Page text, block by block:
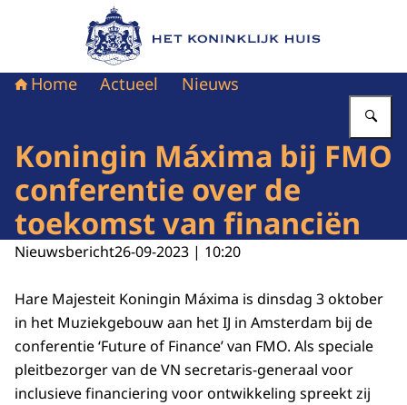
Naar de homepage van Het Koninklijk Huis
Home Actueel Nieuws
Koningin Máxima bij FMO
conferentie over de
toekomst van financiën
Nieuwsbericht26-09-2023 | 10:20
Hare Majesteit Koningin Máxima is dinsdag 3 oktober
in het Muziekgebouw aan het IJ in Amsterdam bij de
conferentie‘Future of Finance’van FMO. Als speciale
pleitbezorger van de VN secretaris-generaal voor
inclusieve financiering voor ontwikkeling spreekt zij